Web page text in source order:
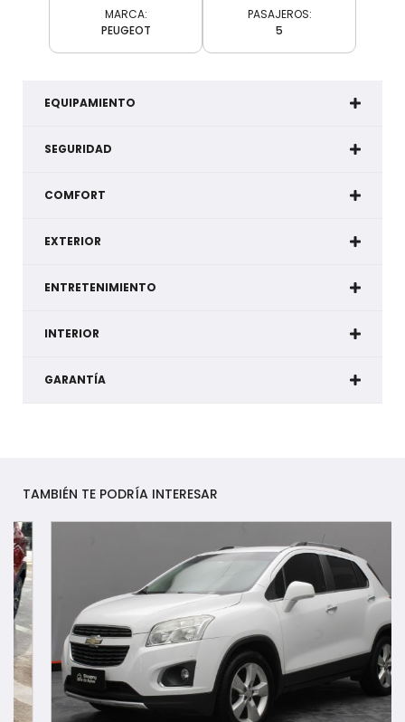
MARCA:
PEUGEOT
PASAJEROS:
5
EQUIPAMIENTO
SEGURIDAD
COMFORT
EXTERIOR
ENTRETENIMIENTO
INTERIOR
GARANTÍA
TAMBIÉN TE PODRÍA INTERESAR